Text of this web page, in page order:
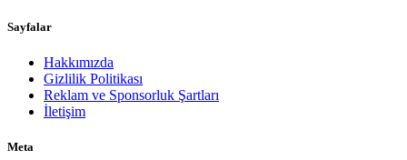
Sayfalar
Hakkımızda
Gizlilik Politikası
Reklam ve Sponsorluk Şartları
İletişim
Meta